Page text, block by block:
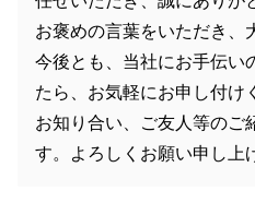
お褒めの言葉をいただき、
今後とも、当社にお手伝い
たら、お気軽にお申し付け
お知り合い、ご友人等のご
す。よろしくお願い申し上